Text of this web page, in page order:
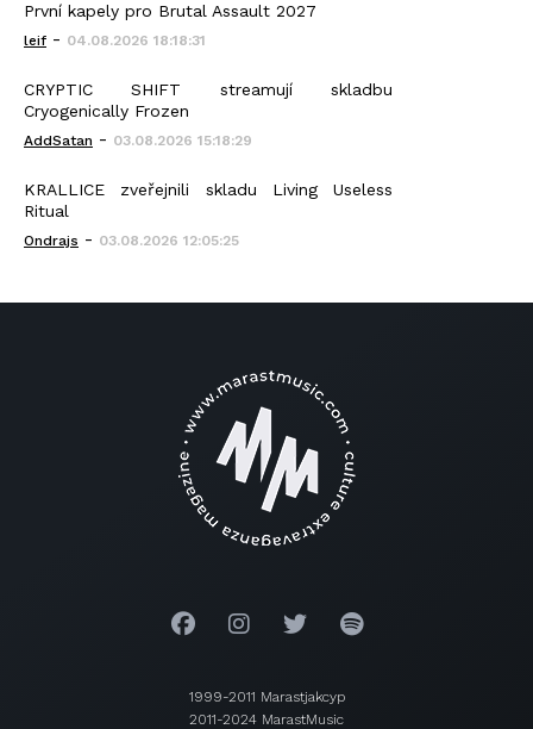
První kapely pro Brutal Assault 2027
leif - 04.08.2026 18:18:31
CRYPTIC SHIFT streamují skladbu
Cryogenically Frozen
AddSatan - 03.08.2026 15:18:29
KRALLICE zveřejnili skladu Living Useless
Ritual
Ondrajs - 03.08.2026 12:05:25
1999-2011 Marastjakcyp
2011-2024 MarastMusic